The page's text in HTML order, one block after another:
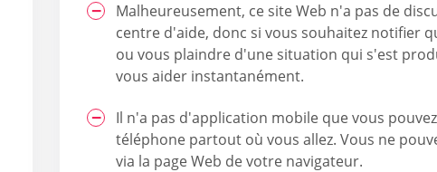
Malheureusement, ce site Web n'a pas de
centre d'aide, donc si vous souhaitez notifier
ou vous plaindre d'une situation qui s'est
vous aider instantanément.
Il n'a pas d'application mobile que vous
téléphone partout où vous allez. Vous ne
via la page Web de votre navigateur.